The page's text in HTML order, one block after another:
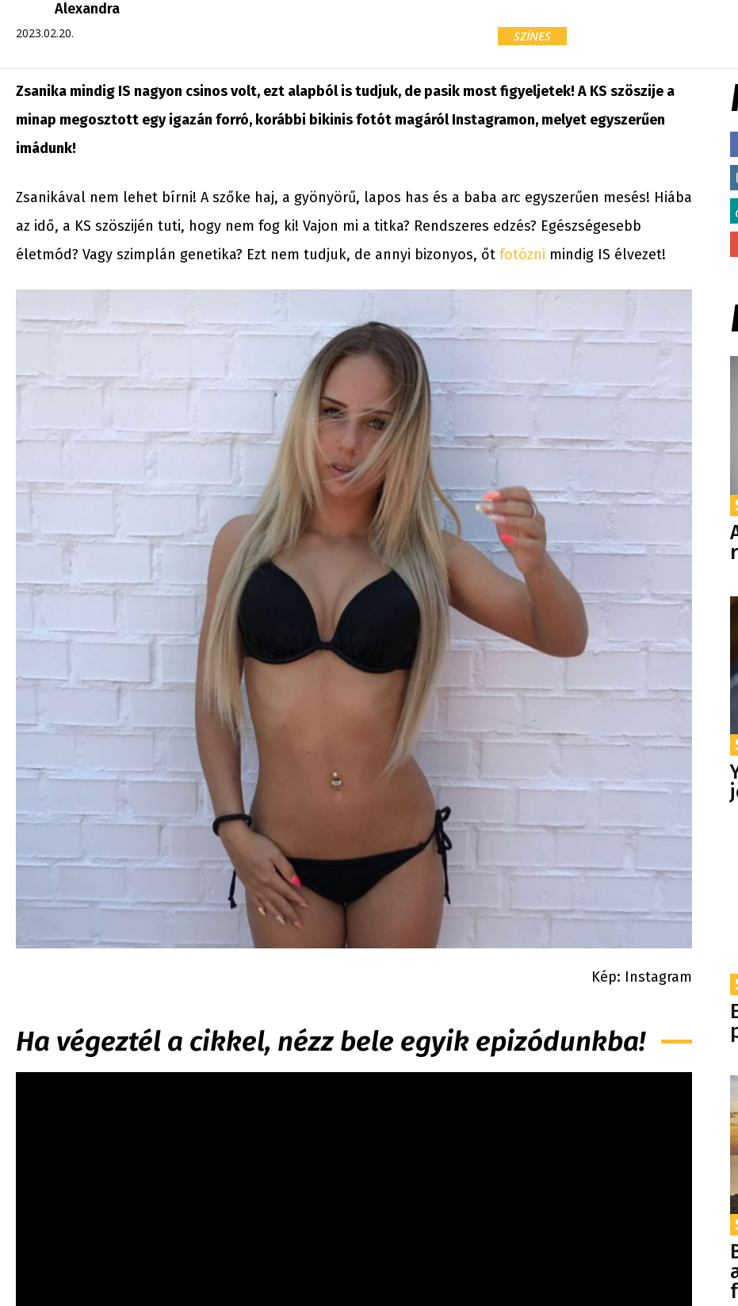
Alexandra
2023.02.20. SZÍNES
Zsanika mindig IS nagyon csinos volt, ezt alapból is tudjuk, de pasik most figyeljetek! A KS szöszije a
minap megosztott egy igazán forró, korábbi bikinis fotót magáról Instagramon, melyet egyszerűen
imádunk!
Zsanikával nem lehet bírni! A szőke haj, a gyönyörű, lapos has és a baba arc egyszerűen mesés! Hiába
az idő, a KS szöszijén tuti, hogy nem fog ki! Vajon mi a titka? Rendszeres edzés? Egészségesebb
életmód? Vagy szimplán genetika? Ezt nem tudjuk, de annyi bizonyos, őt fotózni mindig IS élvezet!
Kép: Instagram
Ha végeztél a cikkel, nézz bele egyik epizódunkba!